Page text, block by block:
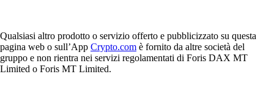
Qualsiasi altro prodotto o servizio offerto e pubblicizzato su questa
pagina web o sull’App Crypto.com è fornito da altre società del
gruppo e non rientra nei servizi regolamentati di Foris DAX MT
Limited o Foris MT Limited.